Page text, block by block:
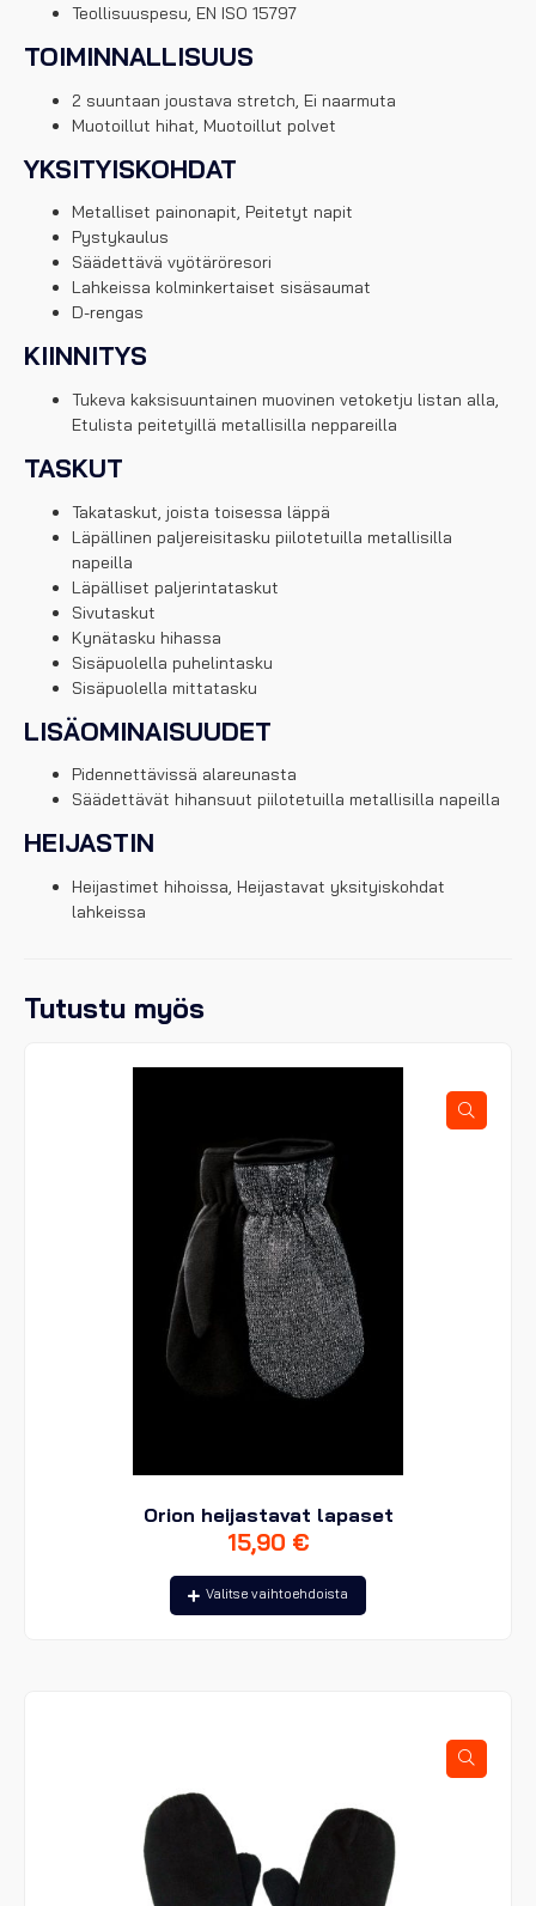
Teollisuuspesu, EN ISO 15797
TOIMINNALLISUUS
2 suuntaan joustava stretch, Ei naarmuta
Muotoillut hihat, Muotoillut polvet
YKSITYISKOHDAT
Metalliset painonapit, Peitetyt napit
Pystykaulus
Säädettävä vyötäröresori
Lahkeissa kolminkertaiset sisäsaumat
D-rengas
KIINNITYS
Tukeva kaksisuuntainen muovinen vetoketju listan alla,
Etulista peitetyillä metallisilla neppareilla
TASKUT
Takataskut, joista toisessa läppä
Läpällinen paljereisitasku piilotetuilla metallisilla
napeilla
Läpälliset paljerintataskut
Sivutaskut
Kynätasku hihassa
Sisäpuolella puhelintasku
Sisäpuolella mittatasku
LISÄOMINAISUUDET
Pidennettävissä alareunasta
Säädettävät hihansuut piilotetuilla metallisilla napeilla
HEIJASTIN
Heijastimet hihoissa, Heijastavat yksityiskohdat
lahkeissa
Tutustu myös
Orion heijastavat lapaset
15,90 €
Valitse vaihtoehdoista
Tällä
tuotteella
sivulla.